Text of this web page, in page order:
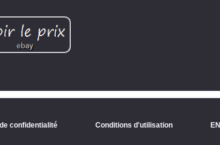
confidentialité Conditions d'utilisation EN